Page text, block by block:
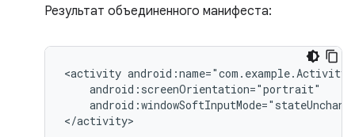
Результат объединенного манифеста:
<activity
</activity>